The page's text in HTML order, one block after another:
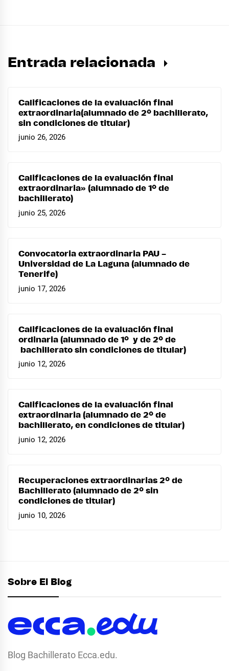
Entrada relacionada
Calificaciones de la evaluación final
extraordinaria(alumnado de 2º bachillerato,
sin condiciones de titular)
junio 26, 2026
Calificaciones de la evaluación final
extraordinaria» (alumnado de 1º de
bachillerato)
junio 25, 2026
Convocatoria extraordinaria PAU –
Universidad de La Laguna (alumnado de
Tenerife)
junio 17, 2026
Calificaciones de la evaluación final
ordinaria (alumnado de 1º y de 2º de
bachillerato sin condiciones de titular)
junio 12, 2026
Calificaciones de la evaluación final
extraordinaria (alumnado de 2º de
bachillerato, en condiciones de titular)
junio 12, 2026
Recuperaciones extraordinarias 2º de
Bachillerato (alumnado de 2º sin
condiciones de titular)
junio 10, 2026
Sobre El Blog
Blog Bachillerato Ecca.edu.